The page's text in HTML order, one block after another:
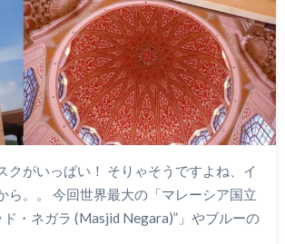
クがいっぱい！ そりゃそうですよね、イ
ら。。 今回世界最大の「マレーシア国立
ド・ネガラ (Masjid Negara)”」やブルーの